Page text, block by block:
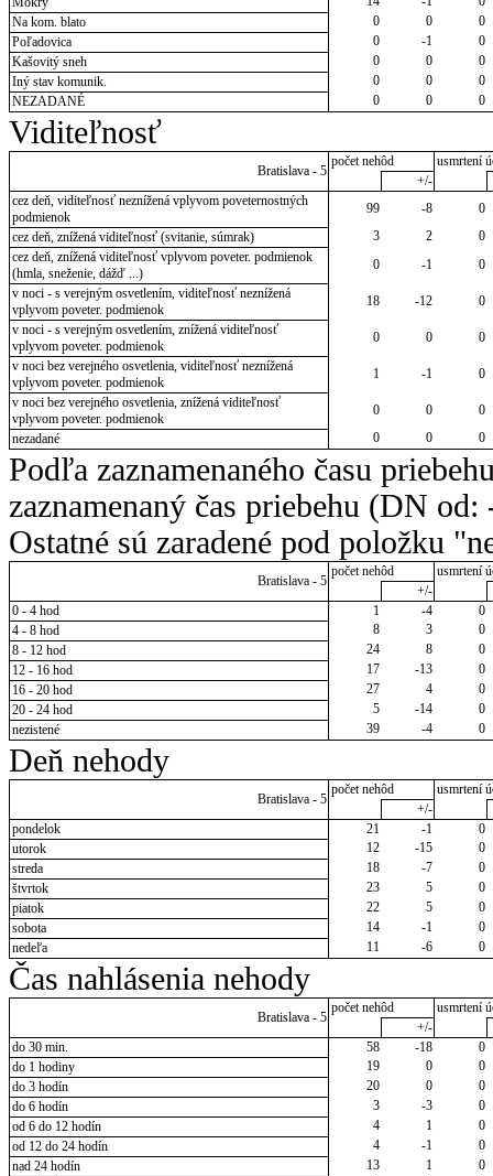
Na kom. blato
0 0
0
Poľadovica
0 -1
0
Kašovitý sneh
0 0
0
Iný stav komunik.
0 0
0
NEZADANÉ
0 0 0
Viditeľnosť
Bratislava - 5
počet nehôd
usmrtení
+/-
cez deň, viditeľnosť neznížená vplyvom poveternostných
podmienok
99 -8
0
cez deň, znížená viditeľnosť (svitanie, súmrak)
3 2
0
cez deň, znížená viditeľnosť vplyvom poveter. podmienok
(hmla, sneženie, dážď ...)
0 -1
0
v noci - s verejným osvetlením, viditeľnosť neznížená
vplyvom poveter. podmienok
18 -12
0
v noci - s verejným osvetlením, znížená viditeľnosť
vplyvom poveter. podmienok
0 0
0
v noci bez verejného osvetlenia, viditeľnosť neznížená
vplyvom poveter. podmienok
1 -1
0
v noci bez verejného osvetlenia, znížená viditeľnosť
vplyvom poveter. podmienok
0 0
0
nezadané
0 0 0
Podľa zaznamenaného času
zaznamenaný čas priebehu (DN
Ostatné sú zaradené pod položku
Bratislava - 5
počet nehôd
usmrtení
+/-
0 - 4 hod
1 -4
0
4 - 8 hod
8 3
0
8 - 12 hod
24 8
0
12 - 16 hod
17 -13
0
16 - 20 hod
27 4
0
20 - 24 hod
5 -14
0
nezistené
39 -4 0
Deň nehody
Bratislava - 5
počet nehôd
usmrtení
+/-
pondelok
21 -1
0
utorok
12 -15
0
streda
18 -7
0
štvrtok
23 5
0
piatok
22 5
0
sobota
14 -1
0
nedeľa
11 -6 0
Čas nahlásenia nehody
Bratislava - 5
počet nehôd
usmrtení
+/-
do 30 min.
58 -18
0
do 1 hodiny
19 0
0
do 3 hodín
20 0
0
do 6 hodín
3 -3
0
od 6 do 12 hodín
4 1
0
od 12 do 24 hodín
4 -1
0
nad 24 hodín
13 1
0